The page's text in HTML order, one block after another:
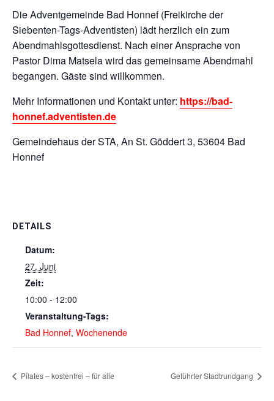
Die Adventgemeinde Bad Honnef (Freikirche der
Siebenten-Tags-Adventisten) lädt herzlich ein zum
Abendmahlsgottesdienst. Nach einer Ansprache von
Pastor Dima Matsela wird das gemeinsame Abendmahl
begangen. Gäste sind willkommen.
Mehr Informationen und Kontakt unter: https://bad-
honnef.adventisten.de
Gemeindehaus der STA, An St. Göddert 3, 53604 Bad
Honnef
DETAILS
Datum:
27. Juni
Zeit:
10:00 - 12:00
Veranstaltung-Tags:
Bad Honnef, Wochenende
Pilates – kostenfrei – für alle Geführter Stadtrundgang